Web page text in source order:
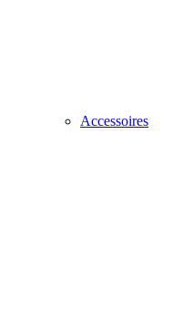
Accessoires